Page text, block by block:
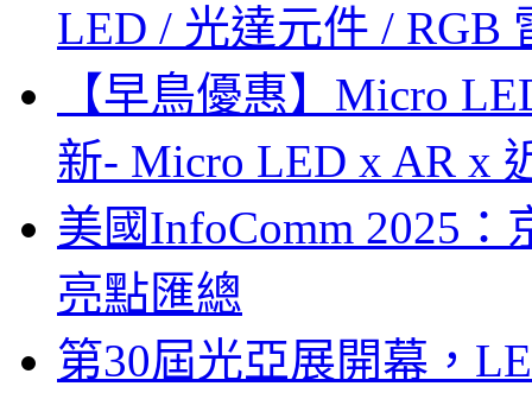
LED / 光達元件 / RGB
【早鳥優惠】Micro
新- Micro LED x AR x
美國InfoComm 2025
亮點匯總
第30屆光亞展開幕，